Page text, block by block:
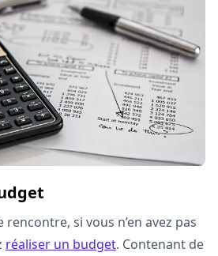
si vous n’en avez pas
réaliser un budget. Contenant de